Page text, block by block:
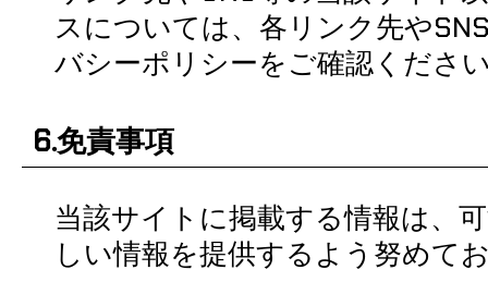
スについては、各リンク先や
バシーポリシーをご確認くださ
6.免責事項
当該サイトに掲載する情報は、
しい情報を提供するよう努めて